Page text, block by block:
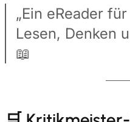
„Ein eReader
Lesen, Denken
📖